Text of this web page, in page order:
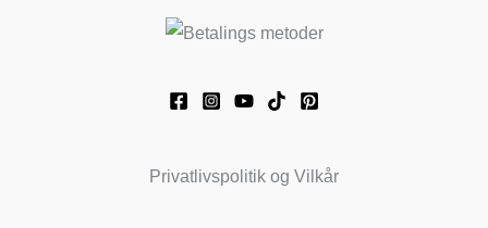
Privatlivspolitik og Vilkår